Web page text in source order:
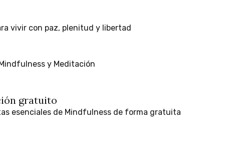
vivir con paz, plenitud y libertad
y Meditación
gratuito
esenciales de Mindfulness de forma gratuita